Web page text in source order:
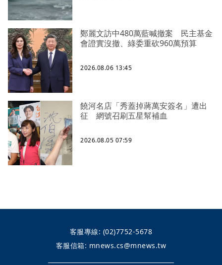
鄭麗文訪中480萬藍喊撤案 民主基金
會證實沒撤、綠委重砍960萬預算
2026.08.06 13:45
饒河名店「秀蓋掉蔣萬安簽名」遭出
征 網號召刷五星幫補血
2026.08.05 07:59
客服專線: (02)7752-5678
客服信箱: mnews.cs@mnews.tw